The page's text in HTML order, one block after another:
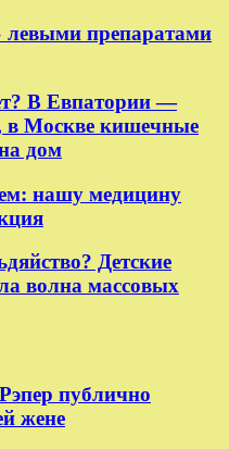
левыми препаратами
В Евпатории —
в Москве кишечные
дом
нашу медицину
Детские
волна массовых
публично
жене